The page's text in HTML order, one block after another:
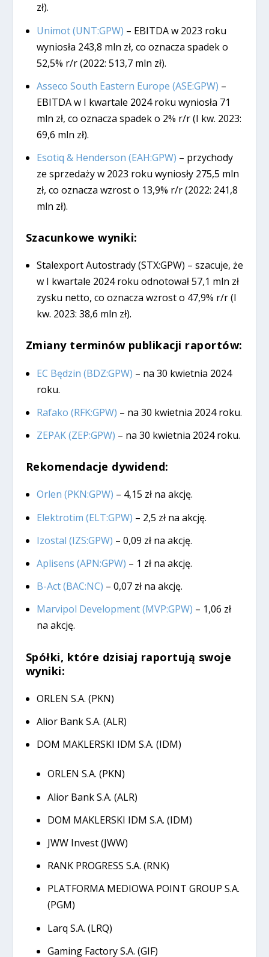
zł).
Unimot (UNT:GPW) – EBITDA w 2023 roku
wyniosła 243,8 mln zł, co oznacza spadek o
52,5% r/r (2022: 513,7 mln zł).
Asseco South Eastern Europe (ASE:GPW) –
EBITDA w I kwartale 2024 roku wyniosła 71
mln zł, co oznacza spadek o 2% r/r (I kw. 2023:
69,6 mln zł).
Esotiq & Henderson (EAH:GPW) – przychody
ze sprzedaży w 2023 roku wyniosły 275,5 mln
zł, co oznacza wzrost o 13,9% r/r (2022: 241,8
mln zł).
Szacunkowe wyniki:
Stalexport Autostrady (STX:GPW) – szacuje, że
w I kwartale 2024 roku odnotował 57,1 mln zł
zysku netto, co oznacza wzrost o 47,9% r/r (I
kw. 2023: 38,6 mln zł).
Zmiany terminów publikacji raportów:
EC Będzin (BDZ:GPW) – na 30 kwietnia 2024
roku.
Rafako (RFK:GPW) – na 30 kwietnia 2024 roku.
ZEPAK (ZEP:GPW) – na 30 kwietnia 2024 roku.
Rekomendacje dywidend:
Orlen (PKN:GPW) – 4,15 zł na akcję.
Elektrotim (ELT:GPW) – 2,5 zł na akcję.
Izostal (IZS:GPW) – 0,09 zł na akcję.
Aplisens (APN:GPW) – 1 zł na akcję.
B-Act (BAC:NC) – 0,07 zł na akcję.
Marvipol Development (MVP:GPW) – 1,06 zł
na akcję.
Spółki, które dzisiaj raportują swoje
wyniki:
ORLEN S.A. (PKN)
Alior Bank S.A. (ALR)
DOM MAKLERSKI IDM S.A. (IDM)
ORLEN S.A. (PKN)
Alior Bank S.A. (ALR)
DOM MAKLERSKI IDM S.A. (IDM)
JWW Invest (JWW)
RANK PROGRESS S.A. (RNK)
PLATFORMA MEDIOWA POINT GROUP S.A.
(PGM)
Larq S.A. (LRQ)
Gaming Factory S.A. (GIF)